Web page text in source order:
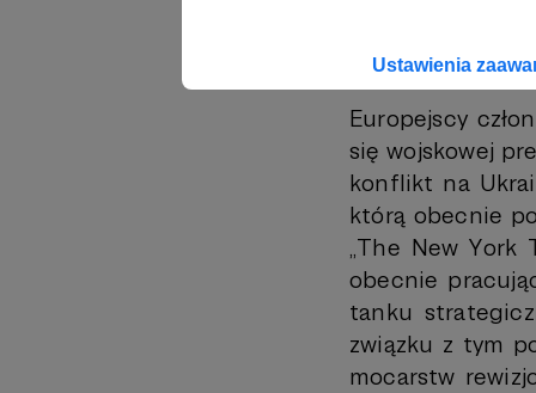
Ustawienia
Europejscy
się wojskowej
konflikt na
którą obecnie
„The New York
obecnie
tanku
związku z tym
mocarstw